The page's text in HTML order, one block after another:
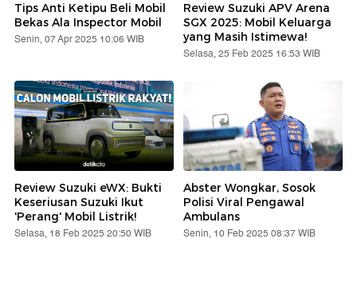
Tips Anti Ketipu Beli Mobil
Bekas Ala Inspector Mobil
Senin, 07 Apr 2025 10:06 WIB
Review Suzuki APV Arena
SGX 2025: Mobil Keluarga
yang Masih Istimewa!
Selasa, 25 Feb 2025 16:53 WIB
Review Suzuki eWX: Bukti
Keseriusan Suzuki Ikut
'Perang' Mobil Listrik!
Selasa, 18 Feb 2025 20:50 WIB
Abster Wongkar, Sosok
Polisi Viral Pengawal
Ambulans
Senin, 10 Feb 2025 08:37 WIB